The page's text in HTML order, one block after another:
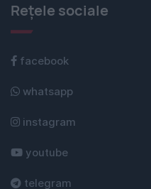
Rețele sociale
facebook
whatsapp
instagram
youtube
telegram